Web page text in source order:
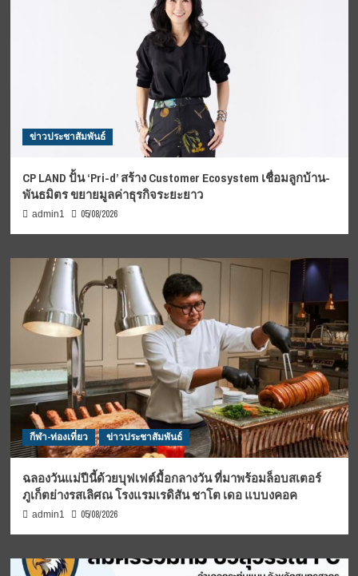
ข่าวประชาสัมพันธ์
CP LAND ปั้น ‘Pri-d’ สร้าง Customer Ecosystem เชื่อมลูกบ้าน-
พันธมิตร ขยายมูลค่าธุรกิจระยะยาว
admin1 05/08/2026
กีฬา-ท่องเที่ยว ข่าวประชาสัมพันธ์
ฉลองวันแม่ปีนี้ด้วยบุฟเฟต์มื้อกลางวัน ที่มาพร้อมล็อบสเตอร์
ภูเก็ตย่างรสเลิศณ โรงแรมเรดิสัน ชาโต เดอ แบบงคอค
admin1 05/08/2026